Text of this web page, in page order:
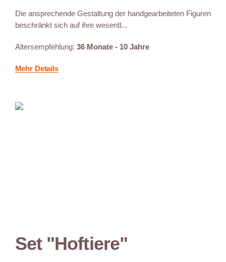
Die ansprechende Gestaltung der handgearbeiteten Figuren
beschränkt sich auf ihre wesentl...
Altersempfehlung: 36 Monate - 10 Jahre
Mehr Details
Set "Hoftiere"